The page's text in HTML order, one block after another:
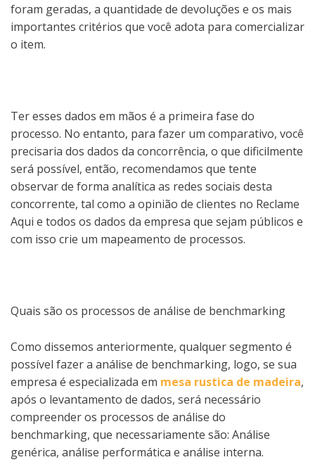
foram geradas, a quantidade de devoluções e os mais
importantes critérios que você adota para comercializar
o item.
Ter esses dados em mãos é a primeira fase do
processo. No entanto, para fazer um comparativo, você
precisaria dos dados da concorrência, o que dificilmente
será possível, então, recomendamos que tente
observar de forma analítica as redes sociais desta
concorrente, tal como a opinião de clientes no Reclame
Aqui e todos os dados da empresa que sejam públicos e
com isso crie um mapeamento de processos.
Quais são os processos de análise de benchmarking
Como dissemos anteriormente, qualquer segmento é
possível fazer a análise de benchmarking, logo, se sua
empresa é especializada em mesa rustica de madeira,
após o levantamento de dados, será necessário
compreender os processos de análise do
benchmarking, que necessariamente são: Análise
genérica, análise performática e análise interna.